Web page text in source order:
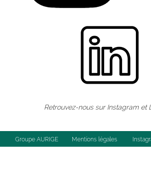
Retrouvez-nous sur Instagram et
Groupe AURIGE Mentions légales